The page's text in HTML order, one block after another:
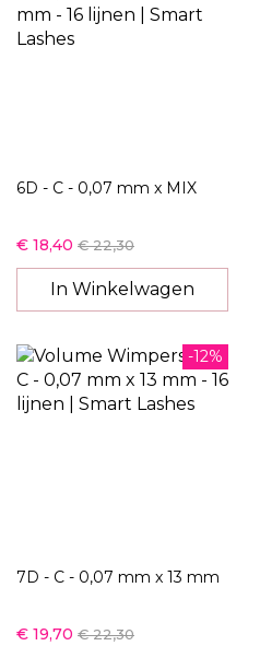
6D - C - 0,07 mm x MIX
€ 18,40 € 22,30
In Winkelwagen
-12%
7D - C - 0,07 mm x 13 mm
€ 19,70 € 22,30